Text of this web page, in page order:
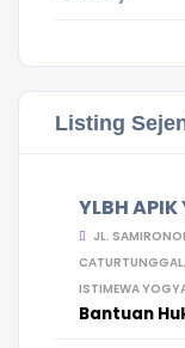
Listing
YLBH
JL.
ISTIMEWA
Bantuan